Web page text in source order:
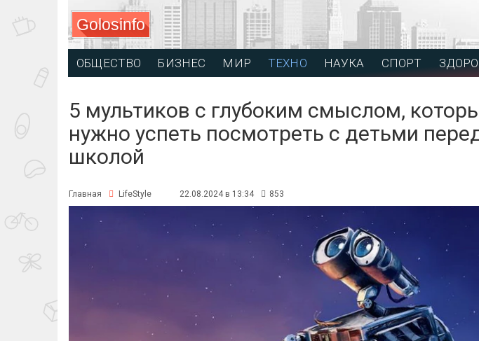
Golosinfo
ОБЩЕСТВО БИЗНЕС МИР ТЕХНО НАУКА СПОРТ
5 мультиков с глубоким смыслом,
нужно успеть посмотреть с детьми
школой
Главная LifeStyle 22.08.2024 в 13:34 853